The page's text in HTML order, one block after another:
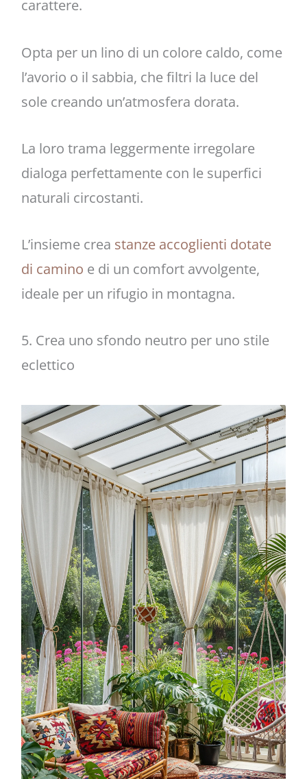
carattere.
Opta per un lino di un colore caldo, come
l’avorio o il sabbia, che filtri la luce del
sole creando un’atmosfera dorata.
La loro trama leggermente irregolare
dialoga perfettamente con le superfici
naturali circostanti.
L’insieme crea stanze accoglienti dotate
di camino e di un comfort avvolgente,
ideale per un rifugio in montagna.
5. Crea uno sfondo neutro per uno stile
eclettico